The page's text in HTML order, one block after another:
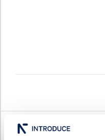
Latest company